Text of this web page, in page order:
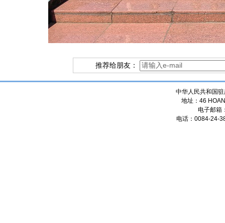
推荐给朋友：
中华人民共和国
地址：46
电子邮箱
电话：0084-24-